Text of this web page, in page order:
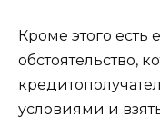
Кроме этого
обстоятельство,
условиями и